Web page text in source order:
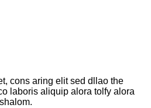
cons aring elit sed dllao the
laboris aliquip alora tolfy alora